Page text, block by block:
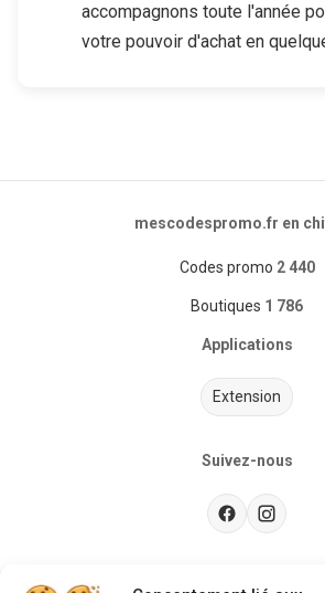
accompagnons toute l'année
votre pouvoir d'achat en
mescodespromo.fr en
Codes promo 2 440
Boutiques 1 786
Applications
Extension
Suivez-nous